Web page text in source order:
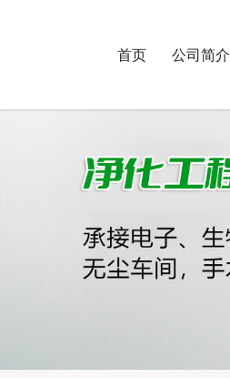
首页 公司简介